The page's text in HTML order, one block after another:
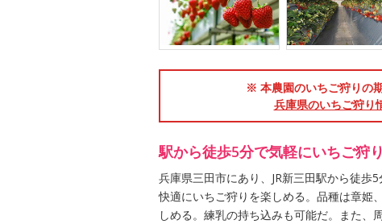
※ 本農園のいちご狩りの
兵庫県のいちご狩り
駅から徒歩5分で気軽にいちご狩り
兵庫県三田市にあり、JR新三田駅から徒歩
快適にいちご狩りを楽しめる。品種は章姫
しめる。練乳の持ち込みも可能だ。また